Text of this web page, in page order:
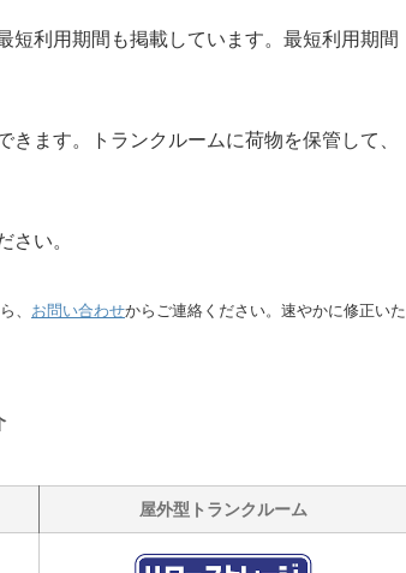
短利用期間も掲載しています。最短利用期間
ます。トランクルームに荷物を保管して、
さい。
、 お問い合わせからご連絡ください。速やかに修正いた
屋外型トランクルーム